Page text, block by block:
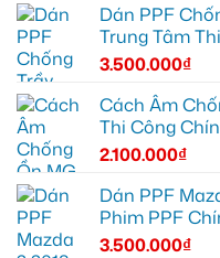
Dán PPF
Trung Tâm
3.500.000₫
Cách Âm
Thi Công
2.100.000₫
Dán PPF
Phim PPF
3.500.000₫